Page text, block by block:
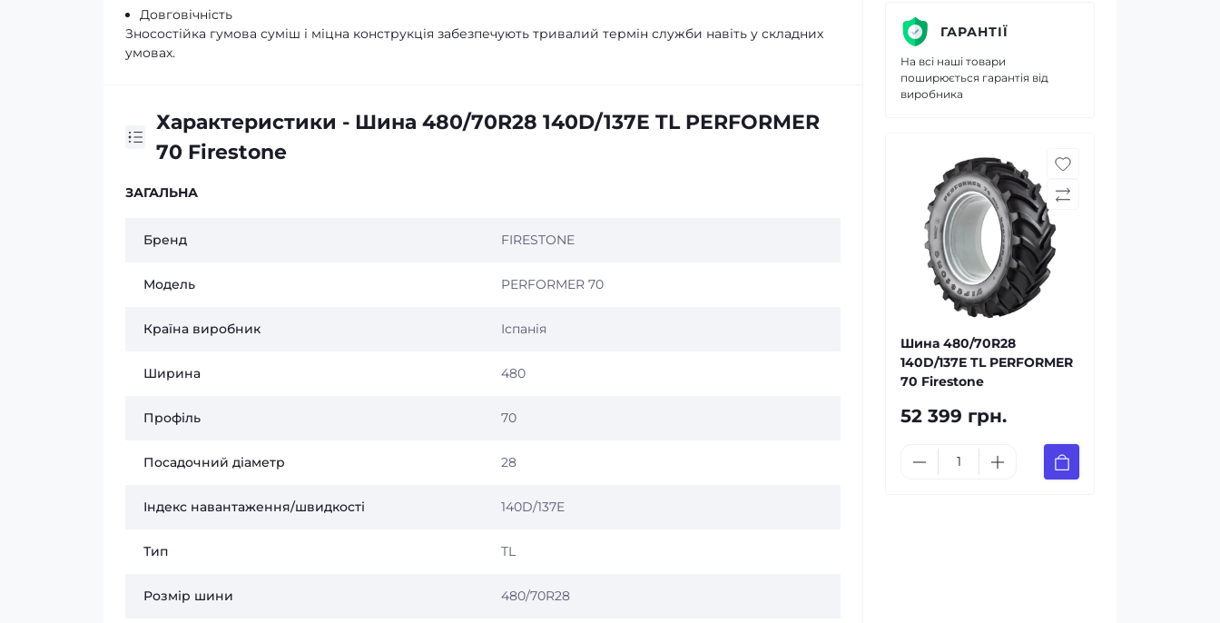
Довговічність
Зносостійка гумова суміш і міцна конструкція забезпечують тривалий термін служби навіть у складних
умовах.
Характеристики - Шина 480/70R28 140D/137E TL PERFORMER
70 Firestone
ЗАГАЛЬНА
Бренд FIRESTONE
Модель PERFORMER 70
Країна виробник Іспанія
Ширина 480
Профіль 70
Посадочний діаметр 28
Індекс навантаження/швидкості 140D/137E
Тип TL
Розмір шини 480/70R28
ГАРАНТІЇ
На всі наші товари
поширюється гарантія від
виробника
Шина 480/70R28
140D/137E TL PERFORMER
70 Firestone
52 399 грн.